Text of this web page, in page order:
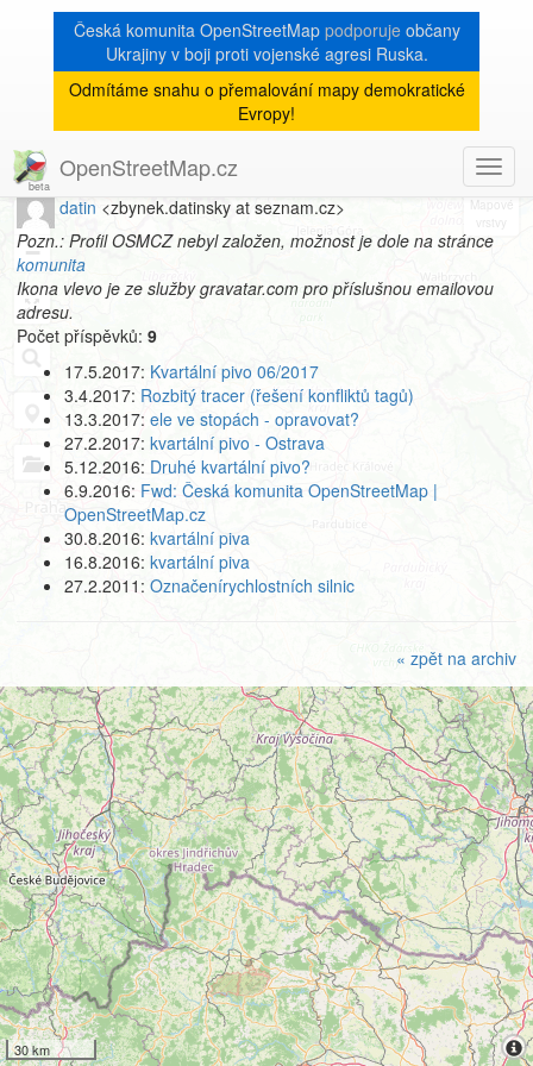
Česká komunita OpenStreetMap podporujeobčany
Ukrajiny v boji proti vojenské agresi Ruska.
Odmítáme snahu o přemalování mapy demokratické
Evropy!
OpenStreetMap.cz
8
+
−
30 km
« zpět na archiv
[Talk-cz]
Profil autora
datin <zbynek.datinsky at seznam.cz>
Pozn.: Profil OSMCZ nebyl založen, možnost je dole na stránce
komunita
Ikona vlevo je ze služby gravatar.com pro příslušnou emailovou
adresu.
Počet příspěvků: 9
17.5.2017: Kvartální pivo 06/2017
3.4.2017: Rozbitý tracer (řešení konfliktů tagů)
13.3.2017: ele ve stopách - opravovat?
27.2.2017: kvartální pivo - Ostrava
5.12.2016: Druhé kvartální pivo?
6.9.2016: Fwd: Česká komunita OpenStreetMap |
OpenStreetMap.cz
30.8.2016: kvartální piva
16.8.2016: kvartální piva
27.2.2011: Označenírychlostních silnic
« zpět na archiv